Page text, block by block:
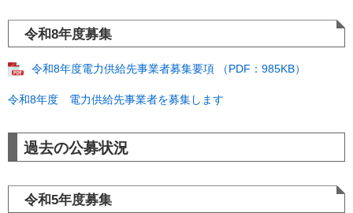
令和8年度募集
令和8年度電力供給先事業者募集要項 （PDF：985KB）
令和8年度 電力供給先事業者を募集します
過去の公募状況
令和5年度募集